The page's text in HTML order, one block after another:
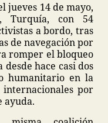
jueves 14 de mayo,
Turquía, con 54
a bordo, tras
de navegación por
romper el bloqueo
hace casi dos
humanitario en la
por
ayuda.